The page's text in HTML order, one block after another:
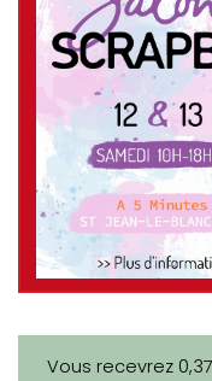
Vous recevrez